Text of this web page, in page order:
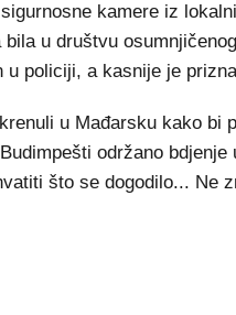
kamere iz
u društvu
policiji, a kasnije je
u Mađarsku kako bi
održano
što se dogodilo... Ne